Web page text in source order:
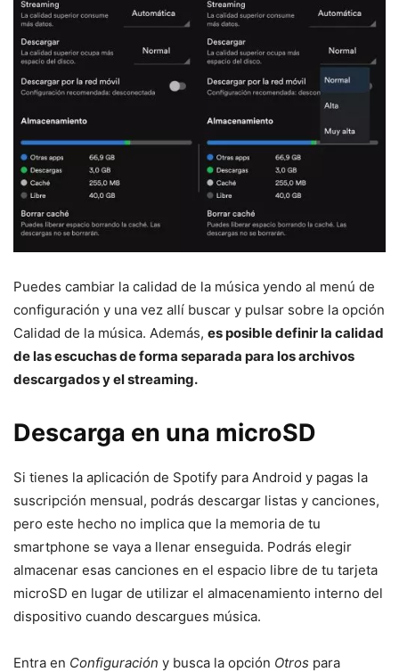
Puedes cambiar la calidad de la música yendo al menú de
configuración y una vez allí buscar y pulsar sobre la opción
Calidad de la música. Además, es posible definir la calidad
de las escuchas de forma separada para los archivos
descargados y el streaming.
Descarga en una microSD
Si tienes la aplicación de Spotify para Android y pagas la
suscripción mensual, podrás descargar listas y canciones,
pero este hecho no implica que la memoria de tu
smartphone se vaya a llenar enseguida. Podrás elegir
almacenar esas canciones en el espacio libre de tu tarjeta
microSD en lugar de utilizar el almacenamiento interno del
dispositivo cuando descargues música.
Entra en Configuración y busca la opción Otros para